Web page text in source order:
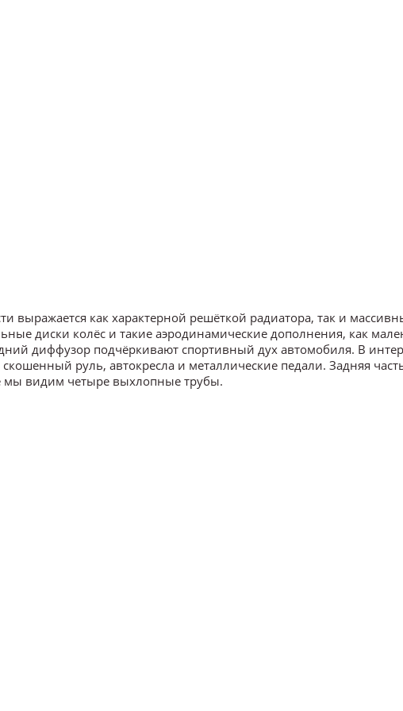
выражается как характерной решёткой радиатора, так и
диски колёс и такие аэродинамические дополнения, как
диффузор подчёркивают спортивный дух автомобиля. В
руль, автокресла и металлические педали. Задняя
мы видим четыре выхлопные трубы.